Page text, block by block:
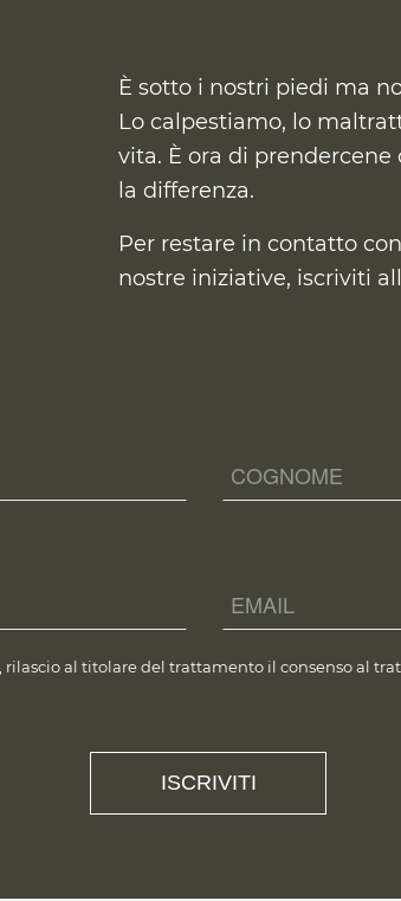
È sotto i nostri piedi ma
Lo calpestiamo, lo
vita. È ora di prendercene
la differenza.
Per restare in contatto
nostre iniziative, iscriviti
, rilascio al titolare del trattamento il consenso al